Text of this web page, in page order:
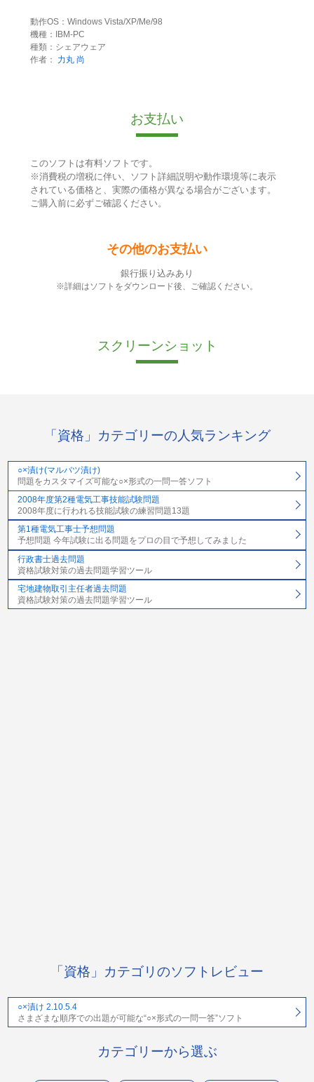
動作OS：Windows Vista/XP/Me/98
機種：IBM-PC
種類：シェアウェア
作者：
力丸 尚
お支払い
このソフトは有料ソフトです。
※消費税の増税に伴い、ソフト詳細説明や動作環境等に表示
されている価格と、実際の価格が異なる場合がございます。
ご購入前に必ずご確認ください。
その他のお支払い
銀行振り込みあり
※詳細はソフトをダウンロード後、ご確認ください。
スクリーンショット
「資格」カテゴリーの人気ランキング
○×漬け(マルバツ漬け)
問題をカスタマイズ可能な○×形式の一問一答ソフト
2008年度第2種電気工事技能試験問題
2008年度に行われる技能試験の練習問題13題
第1種電気工事士予想問題
予想問題 今年試験に出る問題をプロの目で予想してみました
行政書士過去問題
資格試験対策の過去問題学習ツール
宅地建物取引主任者過去問題
資格試験対策の過去問題学習ツール
「資格」カテゴリのソフトレビュー
○×漬け 2.10.5.4
さまざまな順序での出題が可能な“○×形式の一問一答”ソフト
カテゴリーから選ぶ